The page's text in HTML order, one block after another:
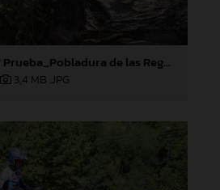
Javier Terrín_4ª y 5ª Prueba_Pobladura de las Regueras (León)
3,4 MB .JPG